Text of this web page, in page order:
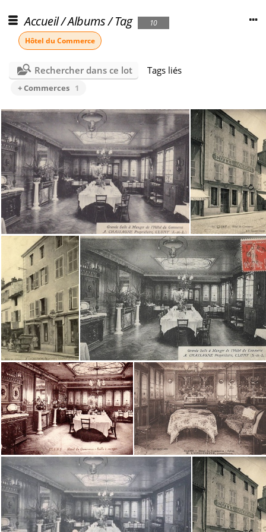
Accueil/Albums/Tag
10
Hôtel du Commerce
Rechercher dans ce lot Tags liés
+ Commerces 1